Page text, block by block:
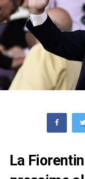
La